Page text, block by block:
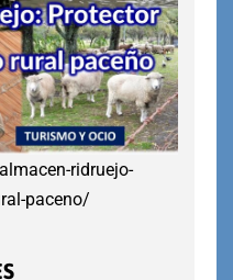
ridruejo-
paceno/